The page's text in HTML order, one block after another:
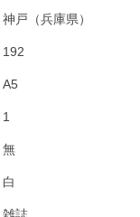
神戸（兵庫県）
192
A5
1
無
白
雑誌